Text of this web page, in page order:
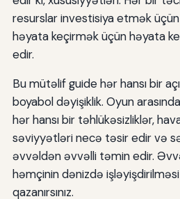
resurslar investisiya etmək
həyata keçirmək üçün həyata
edir.
Bu mütəlif guide hər hansı bir
boyabol dəyişiklik. Oyun
hər hansı bir təhlükəsizliklər,
səviyyətləri necə təsir edir və
əvvəldən əvvəlli təmin edir.
həmçinin dənizdə
qazanırsınız.